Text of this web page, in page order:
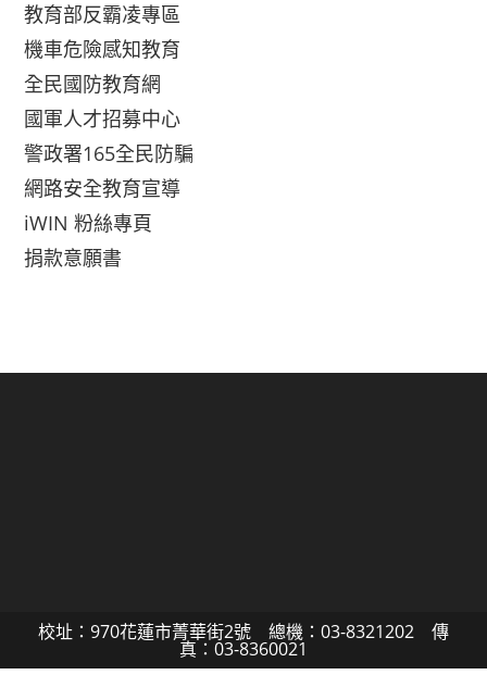
教育部反霸凌專區
機車危險感知教育
全民國防教育網
國軍人才招募中心
警政署165全民防騙
網路安全教育宣導
iWIN 粉絲專頁
捐款意願書
校址：970花蓮市菁華街2號 總機：03-8321202 傳
真：03-8360021